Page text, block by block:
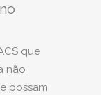
que
não
possam